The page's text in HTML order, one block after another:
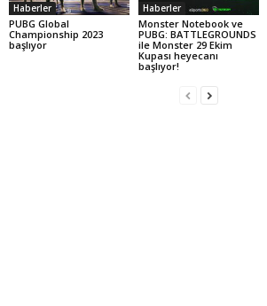
Haberler
PUBG Global
Championship 2023
başlıyor
Haberler
Monster Notebook ve
PUBG: BATTLEGROUNDS
ile Monster 29 Ekim
Kupası heyecanı
başlıyor!